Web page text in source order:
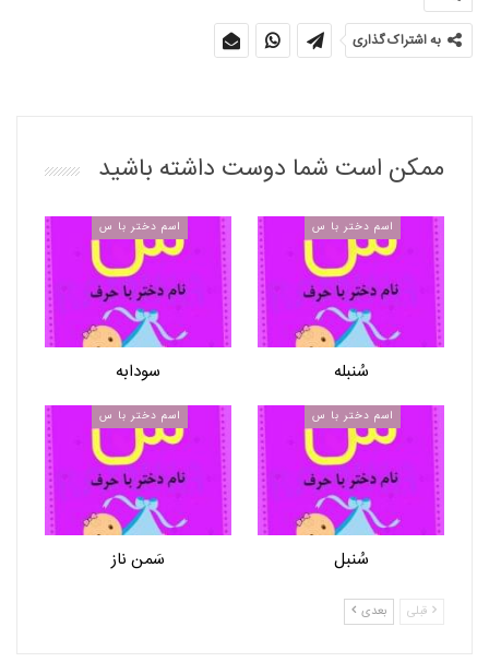
به اشتراک گذاری
ممکن است شما دوست داشته باشید
اسم دختر با س
سُنبله
اسم دختر با س
سودابه
اسم دختر با س
سُنبل
اسم دختر با س
سَمن ناز
قبلی بعدی